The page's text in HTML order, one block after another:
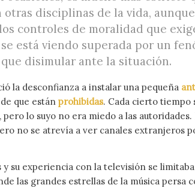
otras disciplinas de la vida,
controles de moralidad que
está viendo superada por un
disimular ante la situación.
la desconfianza a instalar una pequeña
que están prohibidas. Cada cierto tiempo
lo suyo no era miedo a las autoridades.
no se atrevía a ver canales extranjeros
su experiencia con la televisión se
las grandes estrellas de la música persa